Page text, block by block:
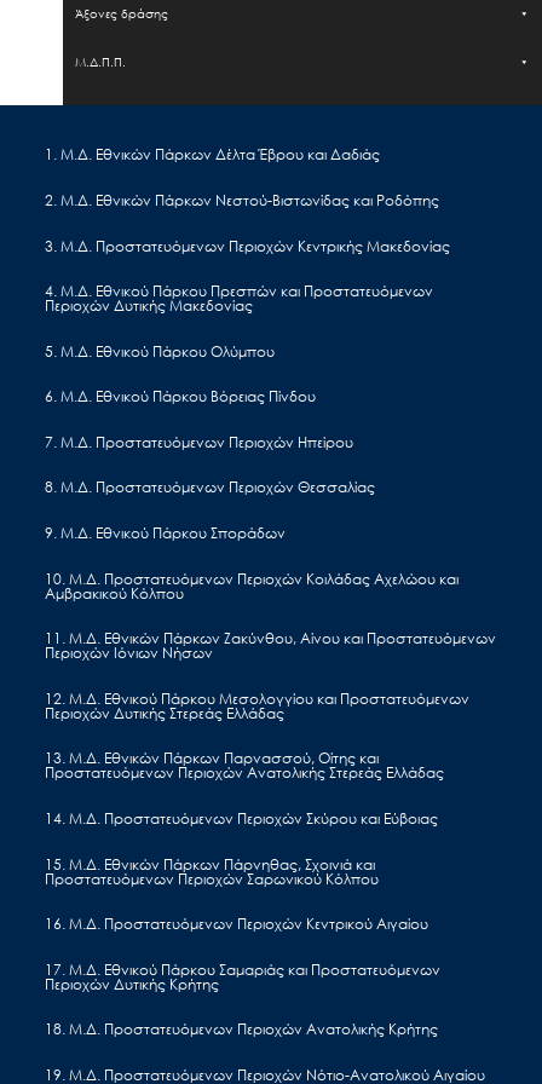
Άξονες δράσης
Μ.Δ.Π.Π.
1. Μ.Δ. Εθνικών Πάρκων Δέλτα Έβρου και Δαδιάς
2. Μ.Δ. Εθνικών Πάρκων Νεστού-Βιστωνίδας και Ροδόπης
3. Μ.Δ. Προστατευόμενων Περιοχών Κεντρικής Μακεδονίας
4. Μ.Δ. Εθνικού Πάρκου Πρεσπών και Προστατευόμενων
Περιοχών Δυτικής Μακεδονίας
5. Μ.Δ. Εθνικού Πάρκου Ολύμπου
6. Μ.Δ. Εθνικού Πάρκου Βόρειας Πίνδου
7. Μ.Δ. Προστατευόμενων Περιοχών Ηπείρου
8. Μ.Δ. Προστατευόμενων Περιοχών Θεσσαλίας
9. Μ.Δ. Εθνικού Πάρκου Σποράδων
10. Μ.Δ. Προστατευόμενων Περιοχών Κοιλάδας Αχελώου και
Αμβρακικού Κόλπου
11. Μ.Δ. Εθνικών Πάρκων Ζακύνθου, Αίνου και Προστατευόμενων
Περιοχών Ιόνιων Νήσων
12. Μ.Δ. Εθνικού Πάρκου Μεσολογγίου και Προστατευόμενων
Περιοχών Δυτικής Στερεάς Ελλάδας
13. Μ.Δ. Εθνικών Πάρκων Παρνασσού, Οίτης και
Προστατευόμενων Περιοχών Ανατολικής Στερεάς Ελλάδας
14. Μ.Δ. Προστατευόμενων Περιοχών Σκύρου και Εύβοιας
15. Μ.Δ. Εθνικών Πάρκων Πάρνηθας, Σχοινιά και
Προστατευόμενων Περιοχών Σαρωνικού Κόλπου
16. Μ.Δ. Προστατευόμενων Περιοχών Κεντρικού Αιγαίου
17. Μ.Δ. Εθνικού Πάρκου Σαμαριάς και Προστατευόμενων
Περιοχών Δυτικής Κρήτης
18. Μ.Δ. Προστατευόμενων Περιοχών Ανατολικής Κρήτης
19. Μ.Δ. Προστατευόμενων Περιοχών Νότιο-Ανατολικού Αιγαίου
Έργα - Δραστηριότητα
Εισιτήρια
Επικοινωνία
προμήθεια αδειών αναβάθμισης του
λογισμικού των συστημάτων μη
επανδρωμένων αεροσκαφών (ΣμηΕΑ) της
Μονάδας Διαχείρισης Προστατευόμενων
το έτος 2026.
Πρόσκληση υποβολής
προσφοράς για την προμήθεια
λογισμικού των συστημάτων μη
επανδρωμένων αεροσκαφών
(ΣμηΕΑ) της Μονάδας Διαχείρισης
Θεσσαλίας του Ο.ΦΥ.ΠΕ.Κ.Α. για
το έτος 2026.
αναβάθμισης του λογισμικού των συστημάτων μη επανδρωμένων